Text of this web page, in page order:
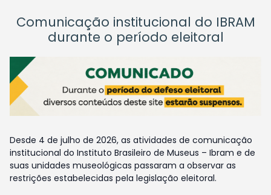
Comunicação institucional do IBRAM
durante o período eleitoral
Desde 4 de julho de 2026, as atividades de comunicação
institucional do Instituto Brasileiro de Museus – Ibram e de
suas unidades museológicas passaram a observar as
restrições estabelecidas pela legislação eleitoral.